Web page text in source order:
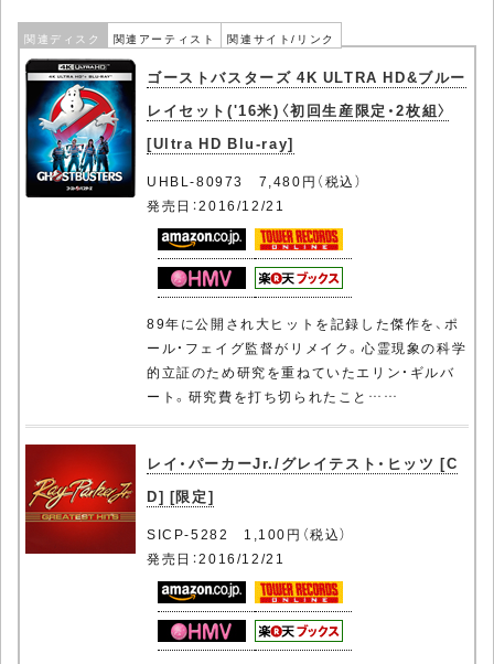
関連ディスク 関連アーティスト 関連サイト/リンク
ゴーストバスターズ 4K ULTRA HD&ブルー
レイセット('16米)〈初回生産限定・2枚組〉
[Ultra HD Blu-ray]
UHBL-80973 7,480円（税込）
発売日：2016/12/21
89年に公開され大ヒットを記録した傑作を、ポ
ール・フェイグ監督がリメイク。心霊現象の科学
的立証のため研究を重ねていたエリン・ギルバ
ート。研究費を打ち切られたこと……
レイ・パーカーJr./グレイテスト・ヒッツ [C
D] [限定]
SICP-5282 1,100円（税込）
発売日：2016/12/21